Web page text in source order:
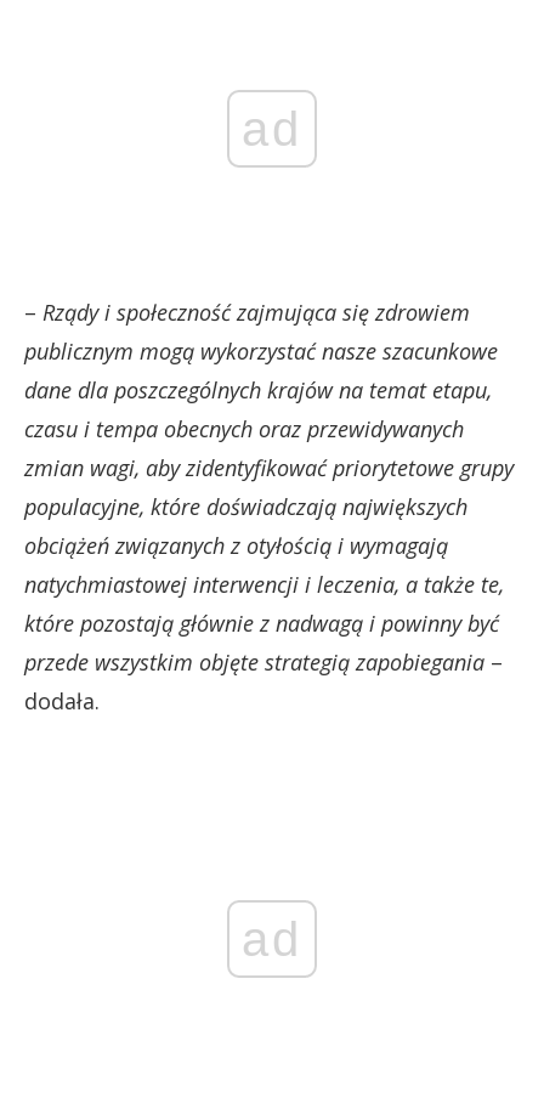
ad
– Rządy i społeczność zajmująca się zdrowiem
publicznym mogą wykorzystać nasze szacunkowe
dane dla poszczególnych krajów na temat etapu,
czasu i tempa obecnych oraz przewidywanych
zmian wagi, aby zidentyfikować priorytetowe grupy
populacyjne, które doświadczają największych
obciążeń związanych z otyłością i wymagają
natychmiastowej interwencji i leczenia, a także te,
które pozostają głównie z nadwagą i powinny być
przede wszystkim objęte strategią zapobiegania –
dodała.
ad